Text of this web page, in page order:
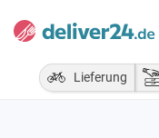
Lieferung